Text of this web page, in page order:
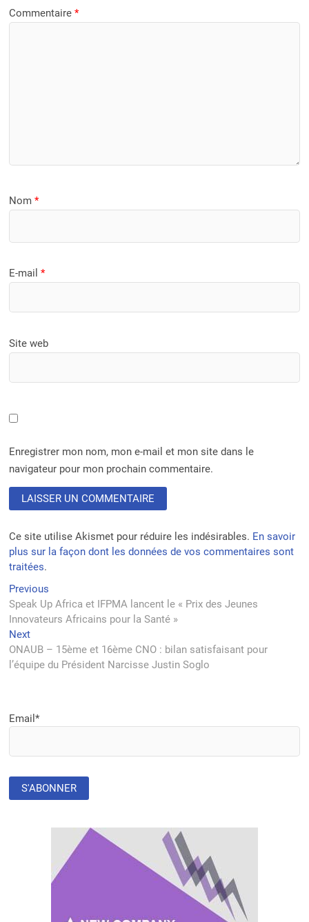
Commentaire*
Nom*
E-mail*
Site web
Enregistrer mon nom, mon e-mail et mon site dans le
navigateur pour mon prochain commentaire.
Ce site utilise Akismet pour réduire les indésirables. En savoir
plus sur la façon dont les données de vos commentaires sont
traitées.
Navigation
de
l’article
Previous
post:
Speak Up Africa et IFPMA lancent le « Prix des Jeunes
Innovateurs Africains pour la Santé »
NextNext
post:
ONAUB – 15ème et 16ème CNO : bilan satisfaisant pour
l’équipe du Président Narcisse Justin Soglo
Email*